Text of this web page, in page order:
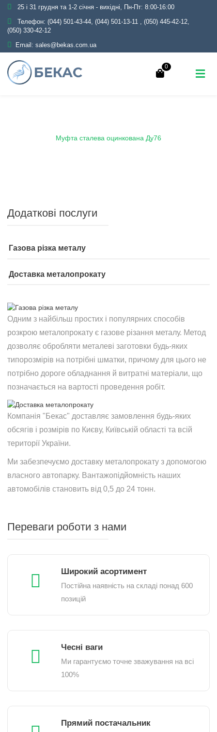
25 і 31 грудня та 1-2 січня - вихідні, Пн-Пт: 8:00-16:00
Телефон: (044) 501-43-44, (044) 501-13-11 , (050) 445-42-12,
(050) 330-42-12
Email: sales@bekas.com.ua
0
Муфта сталева оцинкована Ду76
Додаткові послуги
Газова різка металу
Доставка металопрокату
Одним з найбільш простих і популярних способів
розкрою металопрокату є газове різання металу. Метод
дозволяє обробляти металеві заготовки будь-яких
типорозмірів на потрібні шматки, причому для цього не
потрібно дороге обладнання й витратні матеріали, що
позначається на вартості проведення робіт.
Компанія "Бекас" доставляє замовлення будь-яких
обсягів і розмірів по Києву, Київській області та всій
території України.
Ми забезпечуємо доставку металопрокату з допомогою
власного автопарку. Вантажопідйомність наших
автомобілів становить від 0,5 до 24 тонн.
Переваги роботи з нами
Широкий асортимент
Постійна наявність на складі понад 600
позицій
Чесні ваги
Ми гарантуємо точне зважування на всі
100%
Прямий постачальник